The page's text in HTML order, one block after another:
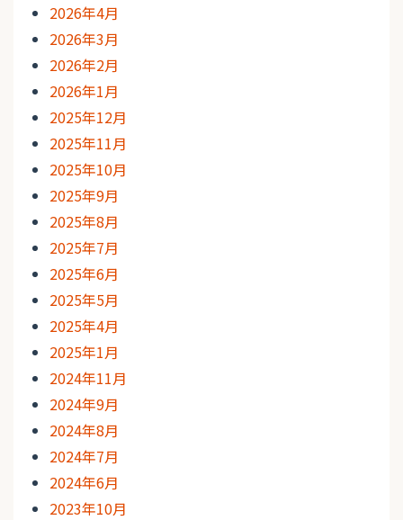
2026年4月
2026年3月
2026年2月
2026年1月
2025年12月
2025年11月
2025年10月
2025年9月
2025年8月
2025年7月
2025年6月
2025年5月
2025年4月
2025年1月
2024年11月
2024年9月
2024年8月
2024年7月
2024年6月
2023年10月